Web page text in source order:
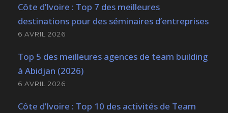
Côte d’Ivoire : Top 7 des meilleures
destinations pour des séminaires d’entreprises
6 AVRIL 2026
Top 5 des meilleures agences de team building
à Abidjan (2026)
6 AVRIL 2026
Côte d’Ivoire : Top 10 des activités de Team